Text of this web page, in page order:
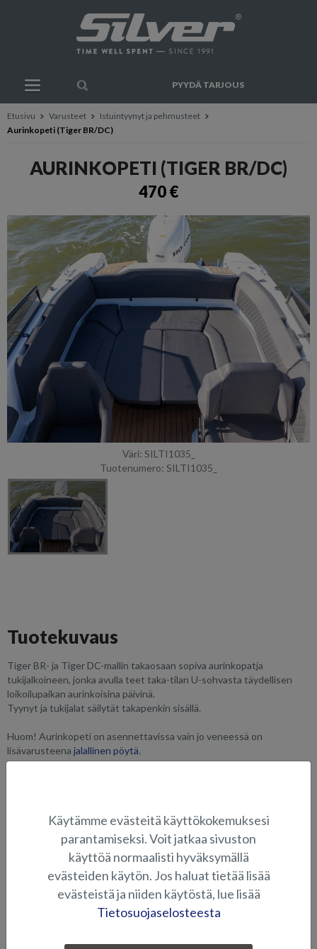
PYYDÄ TARJOUS
Etusivu Varusteet
Istuintyynyt ja pehmusteet
Aurinkopeti (Tiger BR/DC)
AURINKOPETI (TIGER BR/DC)
470 €
Väri: SILTI1035_
Tuotenumero: SILTI1035_
Tuotekuvaus
Tiger BR- ja Tiger DC-mallin takaosaan sopiva aurinkopatja
tukijalkoineen, jonka avulla teet taka-tilan U-sohvasta täydellisen
loikoilupaikan aurinkoisina päivinä.
Tyynyt ja tukijalat säilytät takapenkin sisällä.
Huom! Aurinkopeti on asennettavissa vain jo veneessä on
lisävarusteena jalallinen pöytä.
KUVAGALLERIA
ISTUINTYYNYT JA PEHMUSTEET
Käytämme evästeitä käyttökokemuksesi
parantamiseksi. Voit jatkaa sivuston
käyttöä normaalisti hyväksymällä
evästeiden käytön. Jos haluat tietää lisää
evästeistä ja niiden käytöstä, lue lisää
Tietosuojaselosteesta